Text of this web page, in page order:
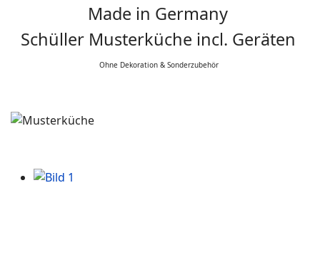
Made in Germany
Schüller Musterküche incl. Geräten
Ohne Dekoration & Sonderzubehör